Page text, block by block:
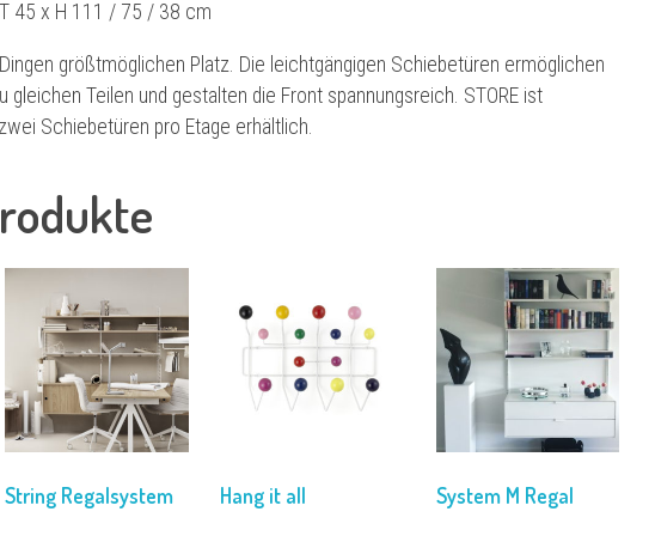
45 x H 111 / 75 / 38 cm
größtmöglichen Platz. Die leichtgängigen Schiebetüren ermöglichen
gleichen Teilen und gestalten die Front spannungsreich. STORE ist
Schiebetüren pro Etage erhältlich.
String Regalsystem Hang it all System M Regal